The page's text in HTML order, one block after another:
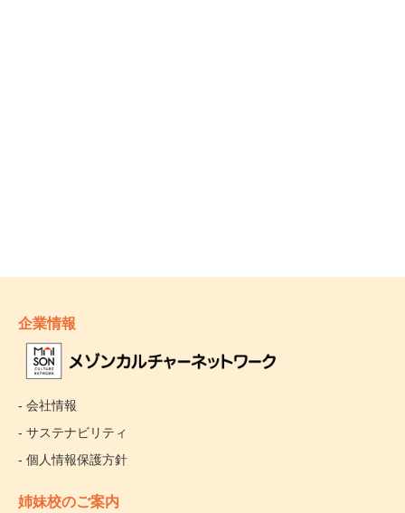
企業情報
- 会社情報
- サステナビリティ
- 個人情報保護方針
姉妹校のご案内